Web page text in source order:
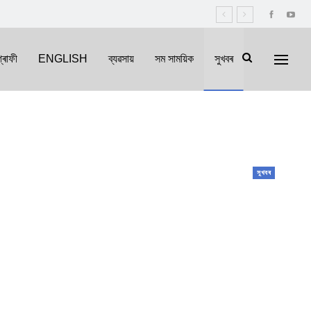
ENGLISH ব্যৱসায় সম সাময়িক সুখবৰ
সুখবৰ